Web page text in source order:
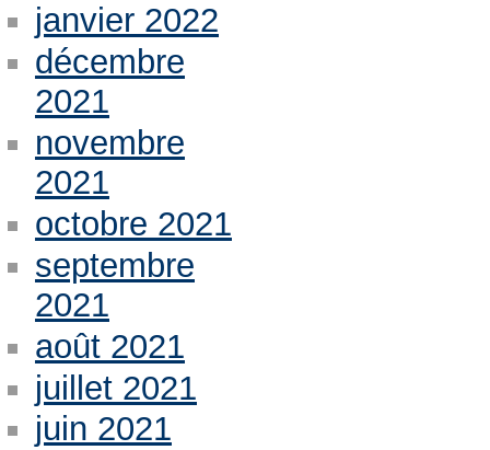
janvier 2022
décembre
2021
novembre
2021
octobre 2021
septembre
2021
août 2021
juillet 2021
juin 2021